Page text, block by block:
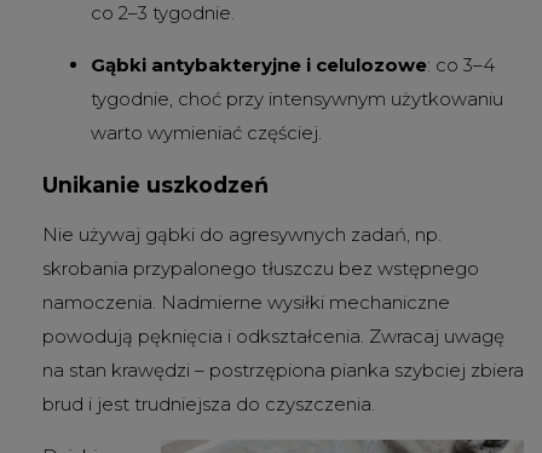
co 2–3 tygodnie.
Gąbki antybakteryjne i celulozowe: co 3–4
tygodnie, choć przy intensywnym użytkowaniu
warto wymieniać częściej.
Unikanie uszkodzeń
Nie używaj gąbki do agresywnych zadań, np.
skrobania przypalonego tłuszczu bez wstępnego
namoczenia. Nadmierne wysiłki mechaniczne
powodują pęknięcia i odkształcenia. Zwracaj uwagę
na stan krawędzi – postrzępiona pianka szybciej zbiera
brud i jest trudniejsza do czyszczenia.